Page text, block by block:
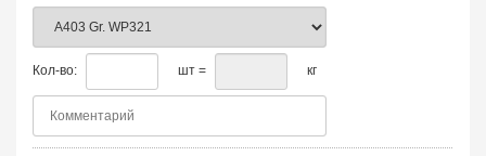
Кол-во: шт = кг